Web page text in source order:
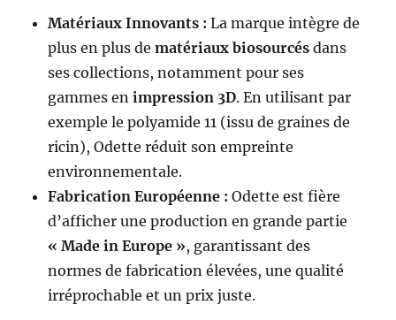
Matériaux Innovants : La marque intègre de
plus en plus dematériaux biosourcés dans
ses collections, notamment pour ses
gammes enimpression 3D. En utilisant par
exemple le polyamide 11 (issu de graines de
ricin), Odette réduit son empreinte
environnementale.
Fabrication Européenne : Odette est fière
d’afficher une production en grande partie
« Made in Europe », garantissant des
normes de fabrication élevées, une qualité
irréprochable et un prix juste.